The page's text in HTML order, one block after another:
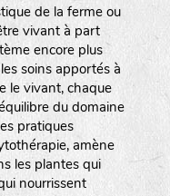
de la ferme ou
vivant à part
encore plus
soins apportés à
le vivant, chaque
du domaine
pratiques
amène
les plantes qui
nourrissent
à gauche)